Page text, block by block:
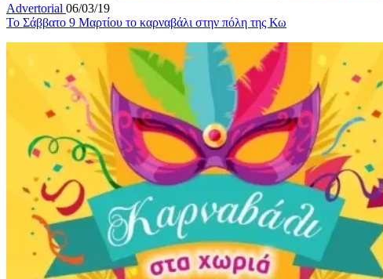
Advertorial 06/03/19
Το Σάββατο 9 Μαρτίου το καρναβάλι στην πόλη της Κω